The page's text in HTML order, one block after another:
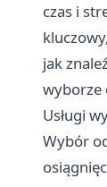
czas i
jak
wyborze
Usługi
Wybór